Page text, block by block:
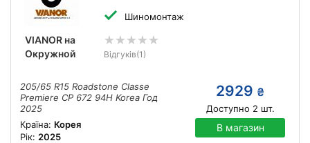
VIANOR на
Окружной
Шиномонтаж
Відгуків(1)
205/65 R15 Roadstone Classe
Premiere CP 672 94H Korea Год
2025
Країна: Корея
Рік: 2025
2929 ₴
Доступно 2 шт.
В магазин